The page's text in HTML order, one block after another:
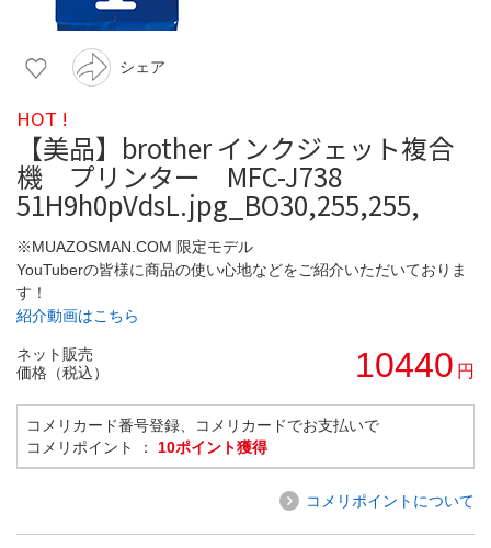
シェア
HOT !
【美品】brother インクジェット複合
機 プリンター MFC-J738
51H9h0pVdsL.jpg_BO30,255,255,
※MUAZOSMAN.COM 限定モデル
YouTuberの皆様に商品の使い心地などをご紹介いただいておりま
す！
紹介動画はこちら
ネット販売
価格（税込）
10440 円
コメリカード番号登録、コメリカードでお支払いで
コメリポイント ： 10ポイント獲得
コメリポイントについて